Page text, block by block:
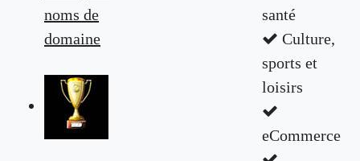
noms de
domaine
santé
Culture,
sports et
loisirs
eCommerce